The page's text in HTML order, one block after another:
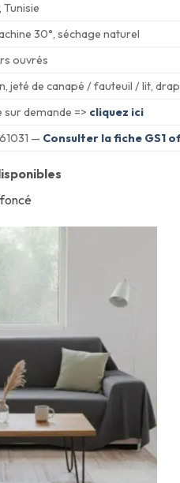
Tunisie
30°, séchage naturel
ouvrés
jeté de canapé / fauteuil / lit,
sur demande => cliquez ici
— Consulter la fiche GS1